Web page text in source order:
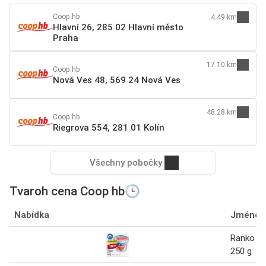
Coop hb
Hlavní 26, 285 02 Hlavní město
Praha
4.49 km
Coop hb
Nová Ves 48, 569 24 Nová Ves
17.10 km
Coop hb
Riegrova 554, 281 01 Kolín
48.28 km
Všechny pobočky
Tvaroh cena Coop hb🕒
Nabídka Jméno
Ranko
250 g